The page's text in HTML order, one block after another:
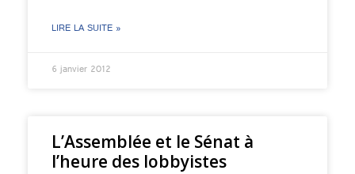
LIRE LA SUITE »
6 janvier 2012
L’Assemblée et le Sénat à
l’heure des lobbyistes